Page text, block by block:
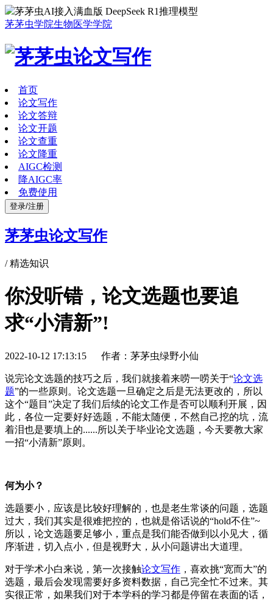
茅茅虫AI接入满血版 DeepSeek R1推理模型
茅茅虫学院生物医学学院
首页
论文写作
论文答辩
论文开题
论文查重
论文降重
AIGC检测
降AIGC率
免费使用
登录/注册
茅茅虫论文写作
/精选知识
你没听错，论文选题也要追
求“小清新”!
2022-10-12 17:13:15 作者：茅茅虫绿野小仙
说完论文选题的技巧之后，我们就接着来唠一唠关于“论文选
题”的一些原则。论文选题一旦确定之后是无法更改的，所以
这个“题目”决定了我们后续的论文工作是否可以顺利开展，因
此，各位一定要好好选题，不能太随便，不然自己挖的坑，流
着泪也是要填上的......所以关于毕业论文选题，今天要教大家
一招“小清新”原则。
何为小？
选题要小，应该是比较好理解的，也是老生常谈的问题，选题
过大，我们其实是很难把控的，也就是俗话说的“hold不住”~
所以，论文选题要足够小，重点是我们能否做到以小见大，循
序渐进，切入点小，但是视野大，从小问题讲出大道理。
对于学术小白来说，第一次接触论文写作 ，喜欢挑“宽而大”的
选题，最后会发现需要好多资料数据，自己完全忙不过来。其
实很正常，如果我们对于本学科的学习都是停留在表面的话，